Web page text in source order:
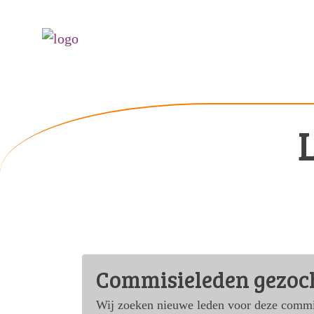
Commisieleden
Wij zoeken nieuwe leden voor deze